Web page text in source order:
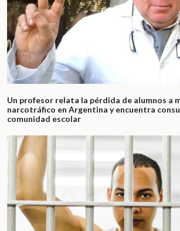
Un profesor relata la pérdida de alumnos a
narcotráfico en Argentina y encuentra
comunidad escolar